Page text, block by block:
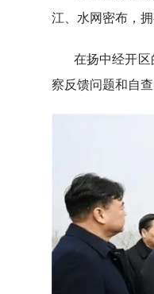
江、水网密布，
在扬中经开
察反馈问题和自